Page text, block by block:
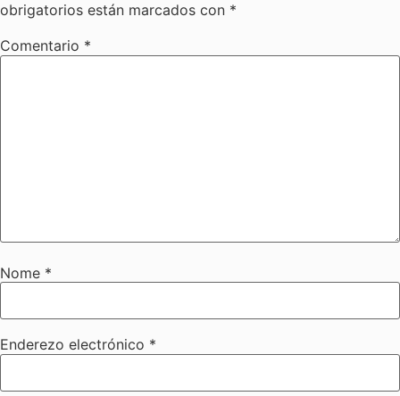
obrigatorios están marcados con *
Comentario *
Nome *
Enderezo electrónico *